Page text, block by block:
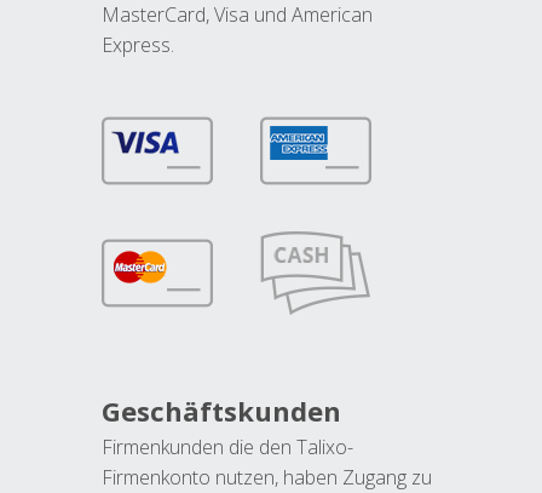
MasterCard, Visa und American
Express.
Geschäftskunden
Firmenkunden die den Talixo-
Firmenkonto nutzen, haben Zugang zu